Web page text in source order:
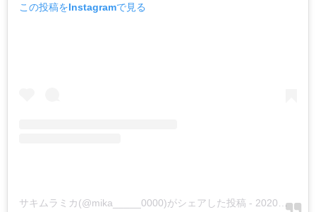
この投稿をInstagramで見る
サキムラミカ(@mika_____0000)がシェアした投稿 - 2020年 8月月4日午後10時45分PDT